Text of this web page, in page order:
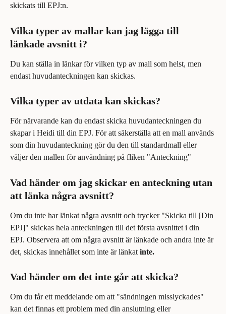
skickats till EPJ:n.
Vilka typer av mallar kan jag lägga till
länkade avsnitt i?
Du kan ställa in länkar för vilken typ av mall som helst, men
endast huvudanteckningen kan skickas.
Vilka typer av utdata kan skickas?
För närvarande kan du endast skicka huvudanteckningen du
skapar i Heidi till din EPJ. För att säkerställa att en mall används
som din huvudanteckning gör du den till standardmall eller
väljer den mallen för användning på fliken "Anteckning"
Vad händer om jag skickar en anteckning utan
att länka några avsnitt?
Om du inte har länkat några avsnitt och trycker "Skicka till [Din
EPJ]" skickas hela anteckningen till det första avsnittet i din
EPJ. Observera att om några avsnitt är länkade och andra inte är
det, skickas innehållet som inte är länkat inte.
Vad händer om det inte går att skicka?
Om du får ett meddelande om att "sändningen misslyckades"
kan det finnas ett problem med din anslutning eller